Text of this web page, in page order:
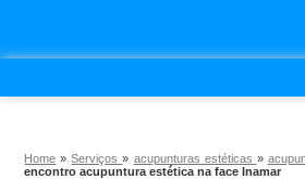
Home »Serviços» acupunturas estéticas »
encontro acupuntura estética na face Inamar